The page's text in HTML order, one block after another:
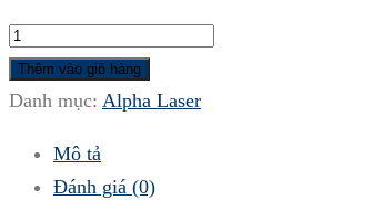
Đèn
vòng
LED
lượng
Thêm vào giỏ hàng
Danh mục: Alpha Laser
Mô tả
Đánh giá (0)